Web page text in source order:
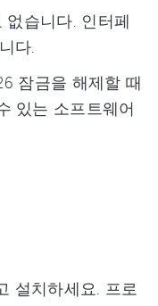
없습니다. 인터페
다.
잠금을 해제할 때
있는 소프트웨어
설치하세요. 프로